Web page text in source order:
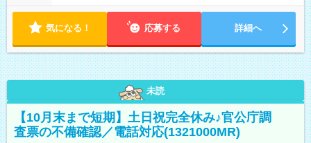
気になる！ 応募する 詳細へ
未読
【10月末まで短期】土日祝完全休み♪官公庁調
査票の不備確認／電話対応(1321000MR)